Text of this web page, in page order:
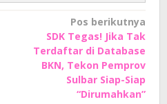
Pos berikutnya
SDK Tegas! Jika Tak
Terdaftar di Database
BKN, Tekon Pemprov
Sulbar Siap-Siap
“Dirumahkan”